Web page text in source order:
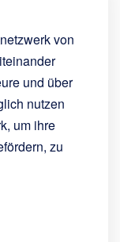
von
und über
nutzen
um ihre
zu